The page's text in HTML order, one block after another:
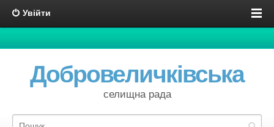
Увійти
Добровеличківська
селищна рада